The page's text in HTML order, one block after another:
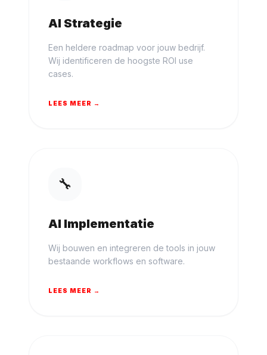
AI Strategie
Een heldere roadmap voor jouw bedrijf.
Wij identificeren de hoogste ROI use
cases.
LEES MEER →
🔧
AI Implementatie
Wij bouwen en integreren de tools in jouw
bestaande workflows en software.
LEES MEER →